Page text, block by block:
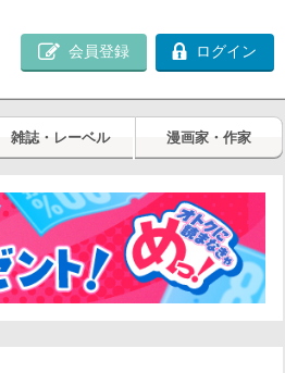
会員登録 ログイン
雑誌・レーベル 漫画家・作家